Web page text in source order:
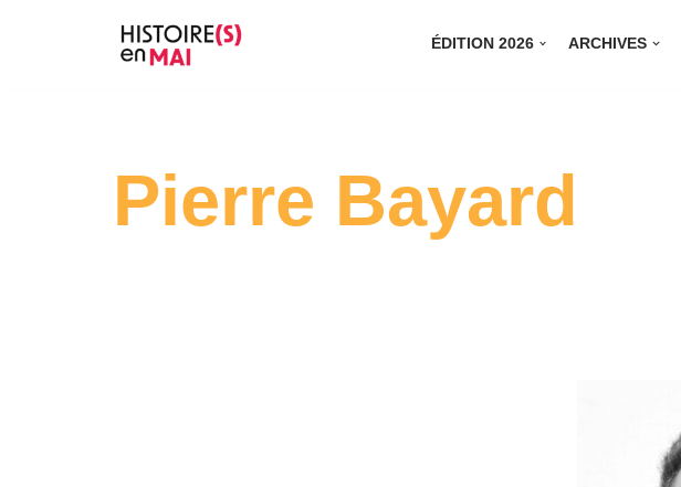
ÉDITION 2026 ARCHIVES
Pierre Bayard